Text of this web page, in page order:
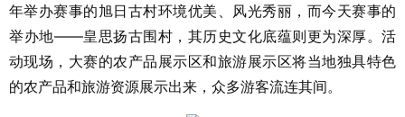
年举办赛事的旭日古村环境优美、风光秀丽，而今天赛事的
举办地——皇思扬古围村，其历史文化底蕴则更为深厚。活
动现场，大赛的农产品展示区和旅游展示区将当地独具特色
的农产品和旅游资源展示出来，众多游客流连其间。